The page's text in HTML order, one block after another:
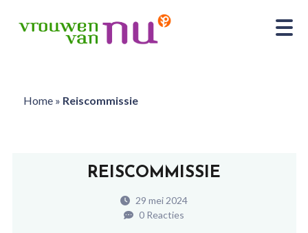
Home» Reiscommissie
REISCOMMISSIE
29 mei 2024
0 Reacties